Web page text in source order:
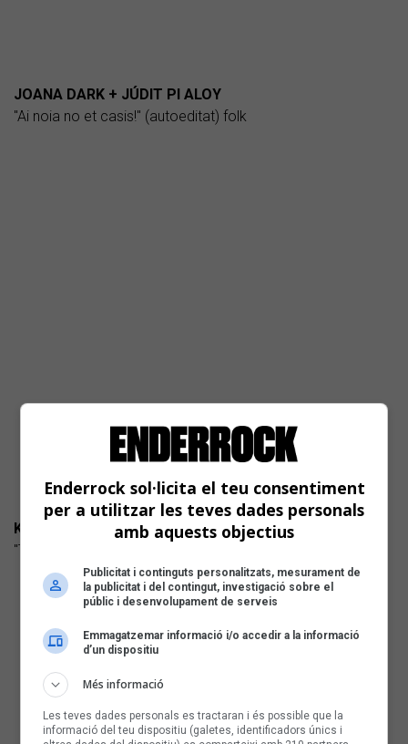
JOANA DARK + JÚDIT PI ALOY
"Ai noia no et casis!" (autoeditat) folk
KELA
"T'estimava" (Primavera d'Hivern) cançó-pop
Enderrock sol·licita el teu consentiment
per a utilitzar les teves dades personals
amb aquests objectius
Publicitat i continguts personalitzats, mesurament de
la publicitat i del contingut, investigació sobre el
públic i desenvolupament de serveis
Emmagatzemar informació i/o accedir a la informació
d’un dispositiu
Més informació
Les teves dades personals es tractaran i és possible que la
informació del teu dispositiu (galetes, identificadors únics i